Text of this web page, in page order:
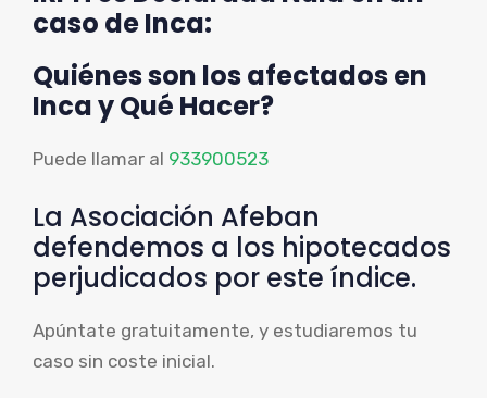
caso de Inca:
Quiénes son los afectados en
Inca y Qué Hacer?
Puede llamar al 933900523
La Asociación Afeban
defendemos a los hipotecados
perjudicados por este índice.
Apúntate gratuitamente, y estudiaremos tu
caso sin coste inicial.